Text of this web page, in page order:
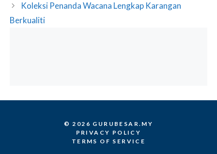
Koleksi Penanda Wacana Lengkap Karangan
Berkualiti
© 2026 GURUBESAR.MY
PRIVACY POLICY
TERMS OF SERVICE